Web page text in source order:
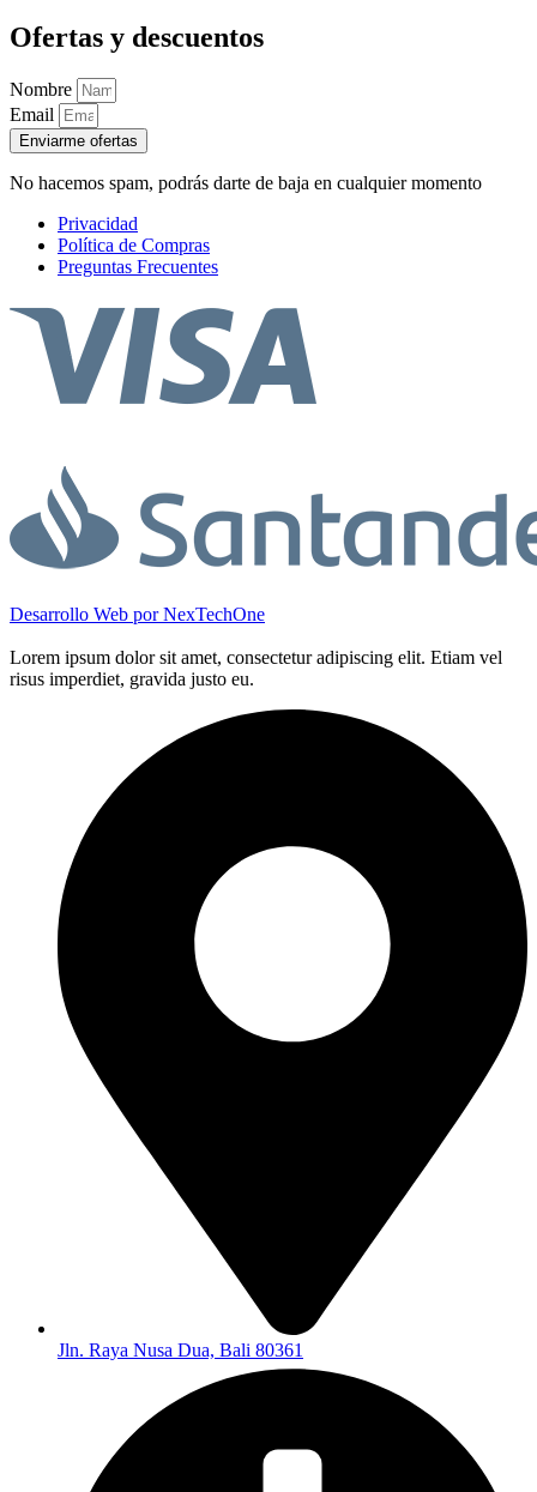
Ofertas y descuentos
Nombre
Email
Enviarme ofertas
No hacemos spam, podrás darte de baja en cualquier momento
Privacidad
Política de Compras
Preguntas Frecuentes
Desarrollo Web porNexTechOne
Lorem ipsum dolor sit amet, consectetur adipiscing elit. Etiam vel
risus imperdiet, gravida justo eu.
Jln. Raya Nusa Dua, Bali 80361